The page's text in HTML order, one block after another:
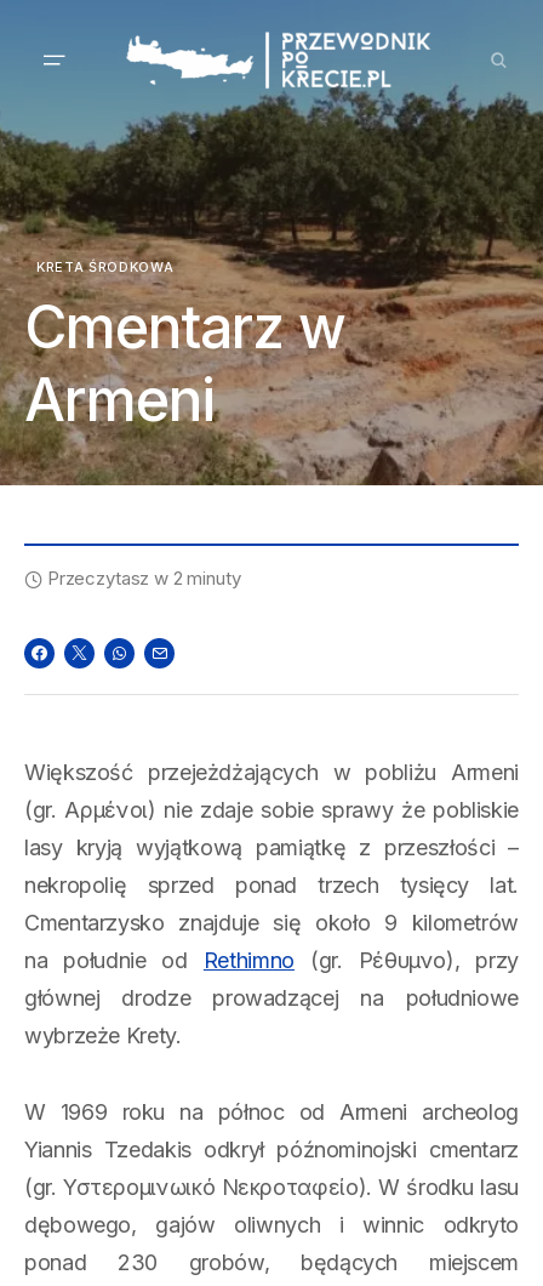
KRETA ŚRODKOWA
Cmentarz w
Armeni
Przeczytasz w 2 minuty
Większość przejeżdżających w pobliżu Armeni
(gr. Αρμένοι) nie zdaje sobie sprawy że pobliskie
lasy kryją wyjątkową pamiątkę z przeszłości –
nekropolię sprzed ponad trzech tysięcy lat.
Cmentarzysko znajduje się około 9 kilometrów
na południe od
Rethimno (gr. Ρέθυμνο), przy
głównej drodze prowadzącej na południowe
wybrzeże Krety.
W 1969 roku na północ od Armeni archeolog
Yiannis Tzedakis odkrył późnominojski cmentarz
(gr. Υστερομινωικό Νεκροταφείο). W środku lasu
dębowego, gajów oliwnych i winnic odkryto
ponad 230 grobów, będących miejscem